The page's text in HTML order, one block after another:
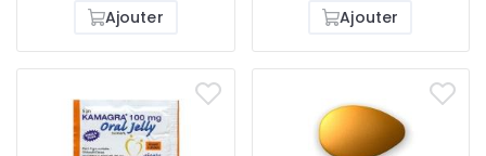
Ajouter
Ajouter